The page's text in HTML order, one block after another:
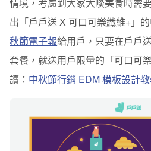
情境，考慮到大家大啖美食時需
出「戶戶送 X 可口可樂纖維+」
秋節電子報給用戶，只要在戶戶
套餐，就送用戶限量的「可口可
讀： 中秋節行銷 EDM 模板設計